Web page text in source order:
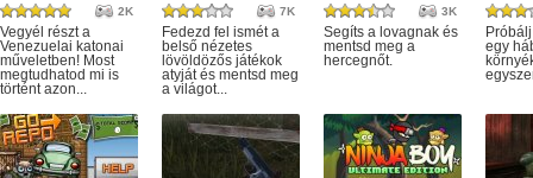
2K
Vegyél részt a
Venezuelai katonai
műveletben! Most
megtudhatod mi is
történt azon...
7K
Fedezd fel ismét a
belső nézetes
lövöldözős játékok
atyját és mentsd meg
a világot...
3K
Segíts a lovagnak és
mentsd meg a
hercegnőt.
egy